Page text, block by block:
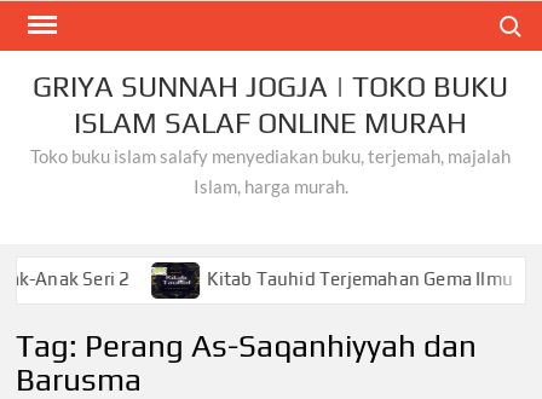
Skip
contentGRIYA SUNNAH JOGJA | TOKO BUKU
ISLAM SALAF ONLINE MURAH
Toko buku islam salafy menyediakan buku, terjemah, majalah
Islam, harga murah.
2 Kitab Tauhid Terjemahan Gema Ilmu
Tag: Perang As-Saqanhiyyah dan
Barusma